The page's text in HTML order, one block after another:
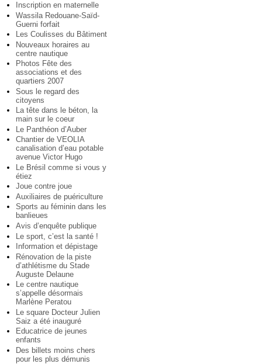
Inscription en maternelle
Wassila Redouane-Saïd-
Guerni forfait
Les Coulisses du Bâtiment
Nouveaux horaires au
centre nautique
Photos Fête des
associations et des
quartiers 2007
Sous le regard des
citoyens
La tête dans le béton, la
main sur le coeur
Le Panthéon d’Auber
Chantier de VEOLIA
canalisation d’eau potable
avenue Victor Hugo
Le Brésil comme si vous y
étiez
Joue contre joue
Auxiliaires de puériculture
Sports au féminin dans les
banlieues
Avis d’enquête publique
Le sport, c’est la santé !
Information et dépistage
Rénovation de la piste
d’athlétisme du Stade
Auguste Delaune
Le centre nautique
s’appelle désormais
Marlène Peratou
Le square Docteur Julien
Saiz a été inauguré
Educatrice de jeunes
enfants
Des billets moins chers
pour les plus démunis